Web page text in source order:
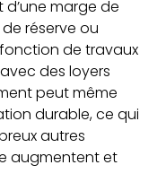
marge de
réserve ou
de travaux
des loyers
peut même
durable, ce qui
autres
augmentent et